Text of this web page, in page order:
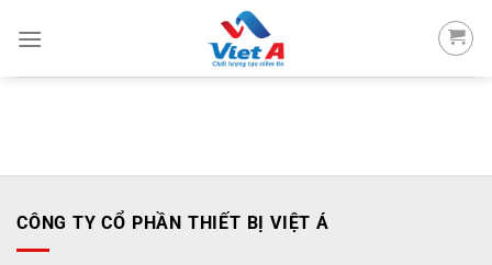
CÔNG TY CỔ PHẦN THIẾT BỊ VIỆT Á